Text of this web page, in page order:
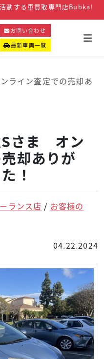
動する車買取専門店Bubka!
お問い合わせ
最新車両一覧
ライン査定での売却あ
Sさま オン
却ありが
！
ランス店
お客様の
04.22.2024